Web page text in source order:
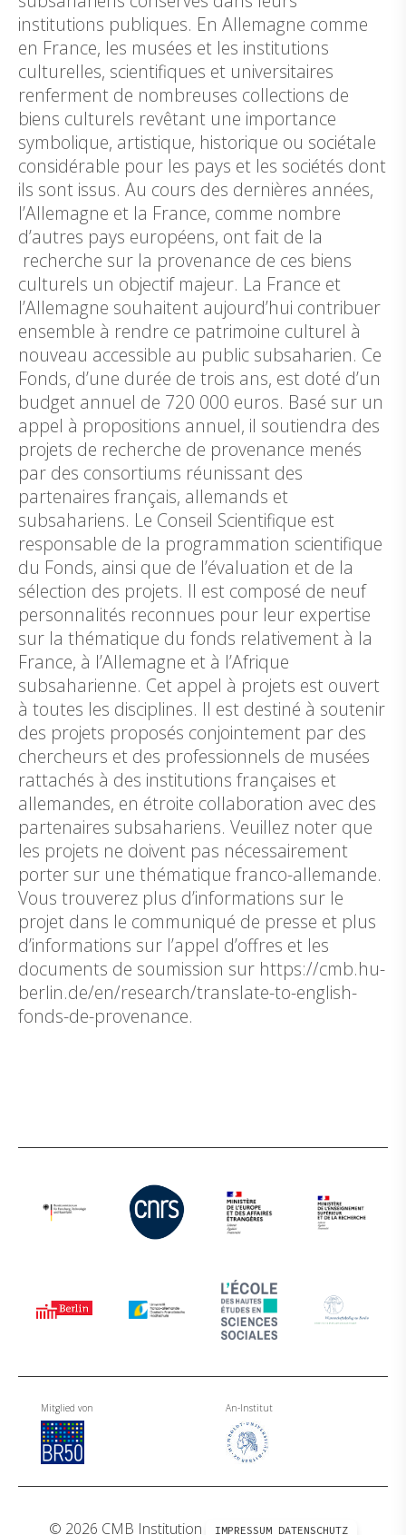
institutions publiques. En Allemagne comme
en France, les musées et les institutions
culturelles, scientifiques et universitaires
renferment de nombreuses collections de
biens culturels revêtant une importance
symbolique, artistique, historique ou sociétale
considérable pour les pays et les sociétés dont
ils sont issus. Au cours des dernières années,
l’Allemagne et la France, comme nombre
d’autres pays européens, ont fait de la
recherche sur la provenance de ces biens
culturels un objectif majeur. La France et
l’Allemagne souhaitent aujourd’hui contribuer
ensemble à rendre ce patrimoine culturel à
nouveau accessible au public subsaharien. Ce
Fonds, d’une durée de trois ans, est doté d’un
budget annuel de 720 000 euros. Basé sur un
appel à propositions annuel, il soutiendra des
projets de recherche de provenance menés
par des consortiums réunissant des
partenaires français, allemands et
subsahariens. Le Conseil Scientifique est
responsable de la programmation scientifique
du Fonds, ainsi que de l’évaluation et de la
sélection des projets. Il est composé de neuf
personnalités reconnues pour leur expertise
sur la thématique du fonds relativement à la
France, à l’Allemagne et à l’Afrique
subsaharienne. Cet appel à projets est ouvert
à toutes les disciplines. Il est destiné à soutenir
des projets proposés conjointement par des
chercheurs et des professionnels de musées
rattachés à des institutions françaises et
allemandes, en étroite collaboration avec des
partenaires subsahariens. Veuillez noter que
les projets ne doivent pas nécessairement
porter sur une thématique franco-allemande.
Vous trouverez plus d’informations sur le
projet dans le communiqué de presse et plus
d’informations sur l’appel d’offres et les
documents de soumission sur https://cmb.hu-
berlin.de/en/research/translate-to-english-
fonds-de-provenance.
Mitglied von An-Institut
© 2026 CMB Institution IMPRESSUM DATENSCHUTZ